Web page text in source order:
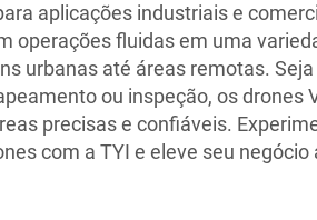
aplicações industriais e
operações fluidas em uma
urbanas até áreas remotas.
ou inspeção, os drones
precisas e confiáveis.
com a TYI e eleve seu negócio